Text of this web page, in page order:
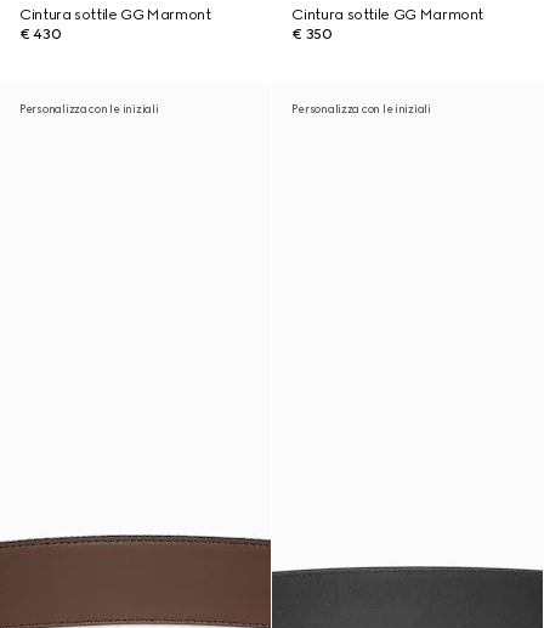
Cintura sottile GG Marmont
€ 430
Cintura sottile GG Marmont
€ 350
Personalizza con le iniziali Personalizza con le iniziali